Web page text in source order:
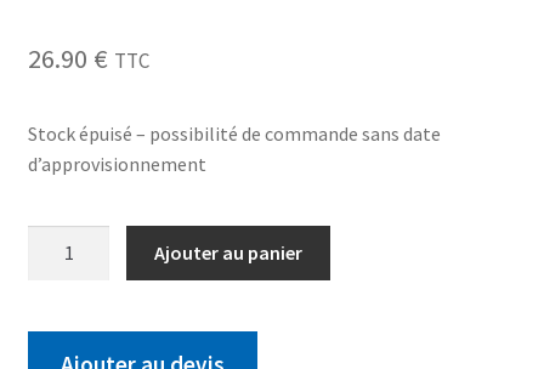
26.90 € TTC
Stock épuisé – possibilité de commande sans date
d’approvisionnement
Ajouter au panier